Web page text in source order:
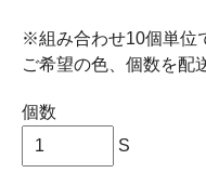
※組み合わせ10個単位
ご希望の色、個数を配
個数
S